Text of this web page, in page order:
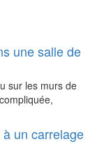
une salle de
sur les murs de
un carrelage